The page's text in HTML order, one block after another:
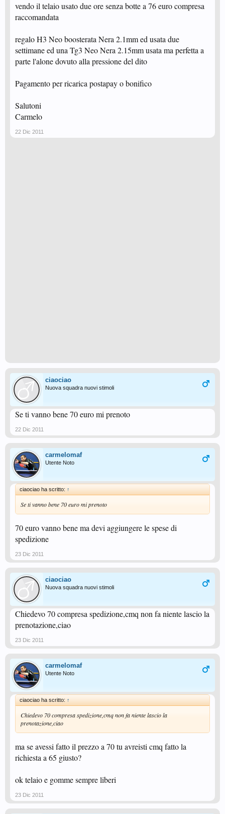
vendo il telaio usato due ore senza botte a 76 euro compresa
raccomandata
regalo H3 Neo boosterata Nera 2.1mm ed usata due
settimane ed una Tg3 Neo Nera 2.15mm usata ma perfetta a
parte l'alone dovuto alla pressione del dito
Pagamento per ricarica postapay o bonifico
Salutoni
Carmelo
22 Dic 2011
ciaociao
Nuova squadra nuovi stimoli
Se ti vanno bene 70 euro mi prenoto
22 Dic 2011
carmelomaf
Utente Noto
ciaociao ha scritto: ↑
Se ti vanno bene 70 euro mi prenoto
70 euro vanno bene ma devi aggiungere le spese di
spedizione
23 Dic 2011
ciaociao
Nuova squadra nuovi stimoli
Chiedevo 70 compresa spedizione,cmq non fa niente lascio la
prenotazione,ciao
23 Dic 2011
carmelomaf
Utente Noto
ciaociao ha scritto: ↑
Chiedevo 70 compresa spedizione,cmq non fa niente lascio la
prenotazione,ciao
ma se avessi fatto il prezzo a 70 tu avreisti cmq fatto la
richiesta a 65 giusto?
ok telaio e gomme sempre liberi
23 Dic 2011